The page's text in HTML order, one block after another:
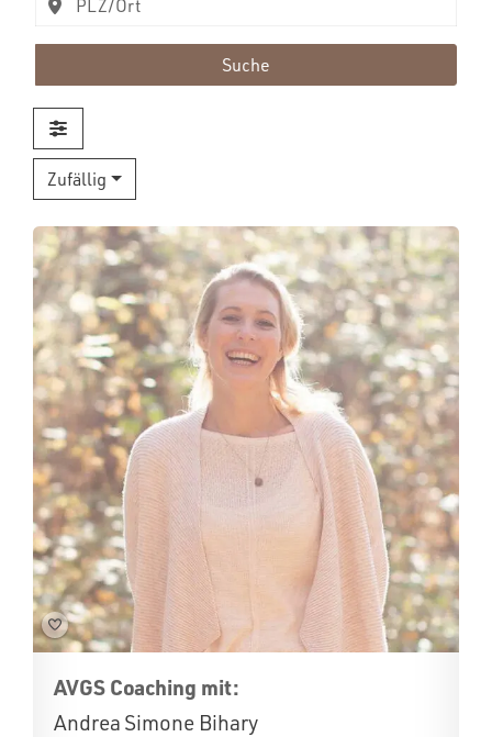
Suche
Zufällig
AVGS Coaching mit:
Andrea Simone Bihary